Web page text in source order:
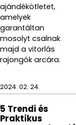
ajándékötletet,
amelyek
garantáltan
mosolyt csalnak
majd a vitorlás
rajongók arcára.
2024. 02. 24.
5 Trendi és
Praktikus